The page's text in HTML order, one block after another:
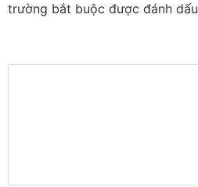
trường bắt buộc được đánh dấu